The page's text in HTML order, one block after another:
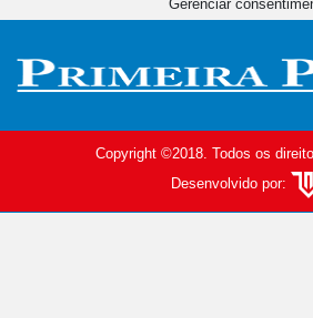
Copyright ©2018. Todos os
Desenvolvido por:
Gerenciar